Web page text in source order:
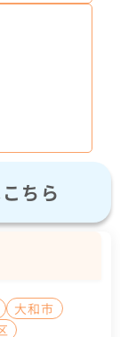
ちら
大和市